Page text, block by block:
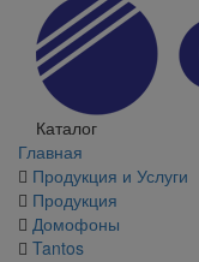
Каталог
Главная
Продукция и Услуги
Продукция
Домофоны
Tantos